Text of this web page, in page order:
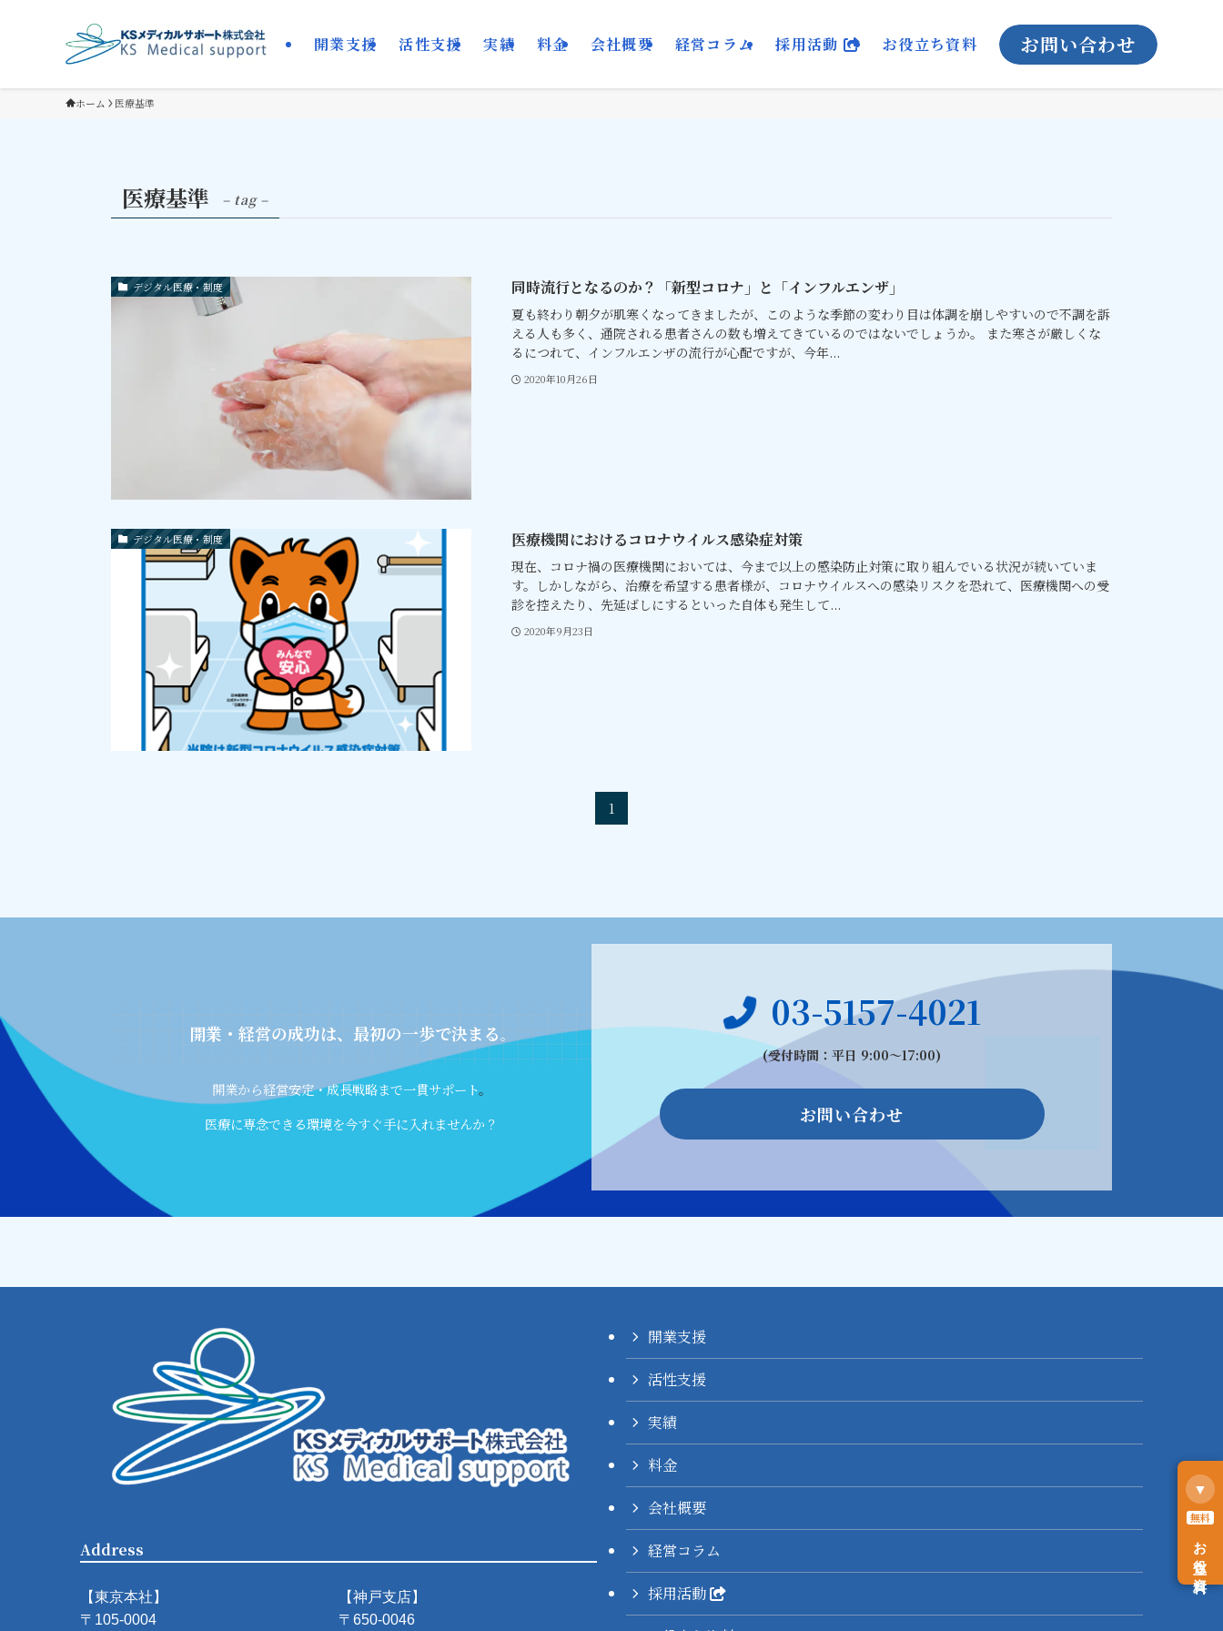
開業支援 活性支援 実績 料金 会社概要 経営コラム 採用活動 お役立ち資料 お問い合わせ
ホーム 医療基準
医療基準 – tag –
デジタル医療・制度 同時流行となるのか？「新型コロナ」と「インフルエンザ」
夏も終わり朝夕が肌寒くなってきましたが、このような季節の変わり目は体調を崩しやすいので不調を訴
える人も多く、通院される患者さんの数も増えてきているのではないでしょうか。 また寒さが厳しくな
るにつれて、インフルエンザの流行が心配ですが、今年...
2020年10月26日
デジタル医療・制度 医療機関におけるコロナウイルス感染症対策
現在、コロナ禍の医療機関においては、今まで以上の感染防止対策に取り組んでいる状況が続いていま
す。しかしながら、治療を希望する患者様が、コロナウイルスへの感染リスクを恐れて、医療機関への受
診を控えたり、先延ばしにするといった自体も発生して...
2020年9月23日
1
開業・経営の成功は、最初の一歩で決まる。
開業から経営安定・成長戦略まで一貫サポート。
医療に専念できる環境を今すぐ手に入れませんか？
03-5157-4021
(受付時間：平日 9:00〜17:00)
お問い合わせ
Address
【東京本社】
〒105-0004
【神戸支店】
〒650-0046
開業支援
活性支援
実績
料金
会社概要
経営コラム
採用活動
▼
無料
お役立ち資料